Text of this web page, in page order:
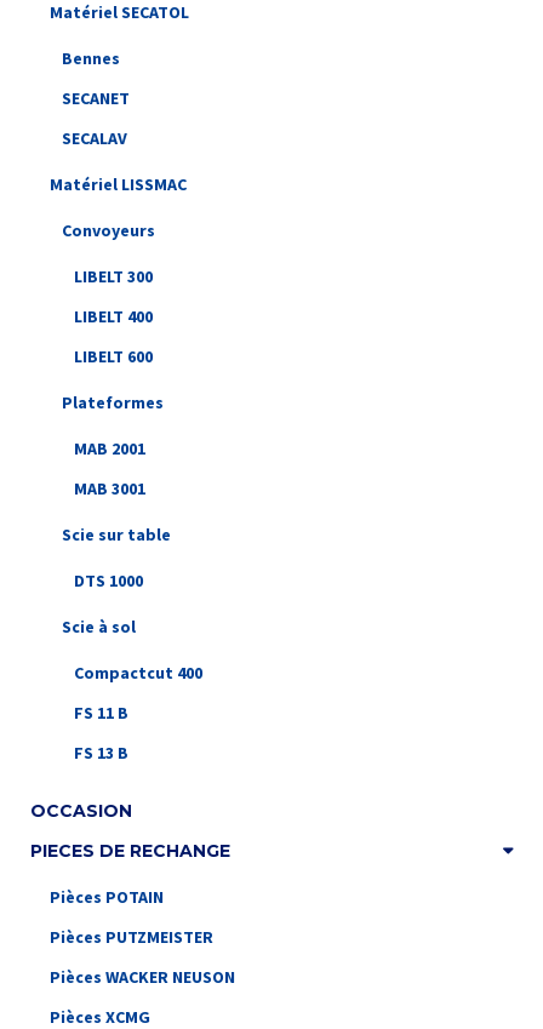
Matériel SECATOL
Bennes
SECANET
SECALAV
Matériel LISSMAC
Convoyeurs
LIBELT 300
LIBELT 400
LIBELT 600
Plateformes
MAB 2001
MAB 3001
Scie sur table
DTS 1000
Scie à sol
Compactcut 400
FS 11 B
FS 13 B
OCCASION
PIECES DE RECHANGE
Pièces POTAIN
Pièces PUTZMEISTER
Pièces WACKER NEUSON
Pièces XCMG